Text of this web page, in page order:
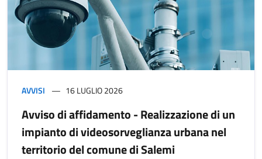
AVVISI 16 LUGLIO 2026
Avviso di affidamento - Realizzazione di un
impianto di videosorveglianza urbana nel
territorio del comune di Salemi